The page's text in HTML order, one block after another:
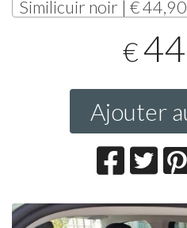
Similicuir noir | € 44,90
€44
Ajouter